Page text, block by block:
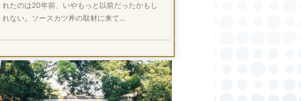
れたのは20年前、いやもっと以前だったかもし
れない。ソースカツ丼の取材に来て…